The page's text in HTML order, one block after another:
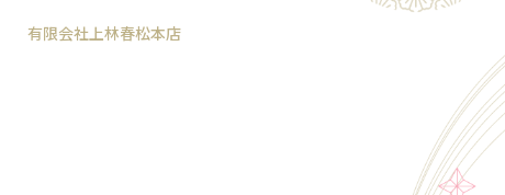
有限会社上林春松本店